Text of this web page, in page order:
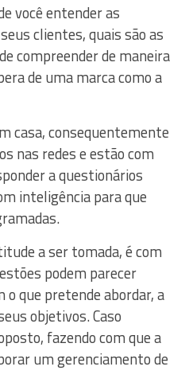
você entender as
clientes, quais são as
compreender de maneira
de uma marca como a
casa, consequentemente
nas redes e estão com
a questionários
inteligência para que
a ser tomada, é com
podem parecer
que pretende abordar, a
objetivos. Caso
fazendo com que a
um gerenciamento de